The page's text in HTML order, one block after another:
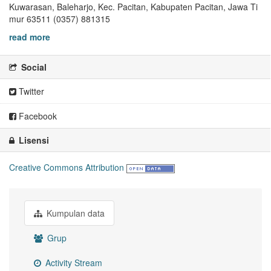
Kuwarasan, Baleharjo, Kec. Pacitan, Kabupaten Pacitan, Jawa Ti
mur 63511 (0357) 881315
read more
Social
Twitter
Facebook
Lisensi
Creative Commons Attribution
Kumpulan data
Grup
Activity Stream